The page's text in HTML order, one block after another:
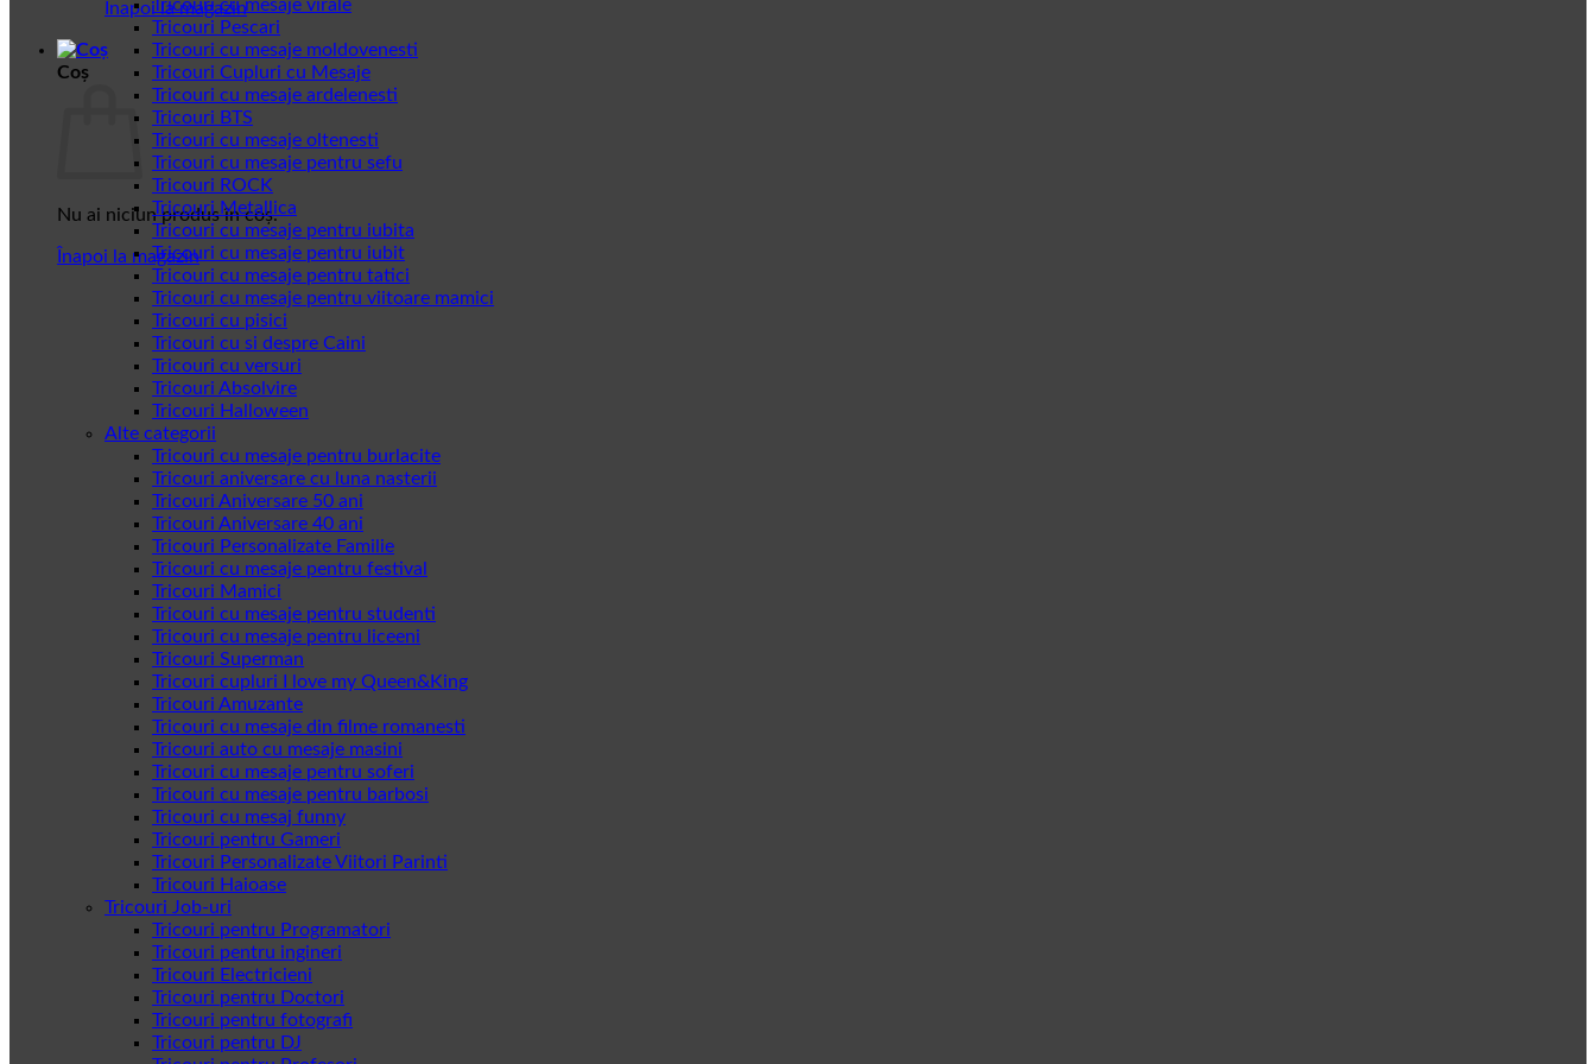
Înapoi la magazin
Coș
Nu ai niciun produs în coș.
Înapoi la magazin
Tricouri cu mesaje virale
Tricouri Pescari
Tricouri cu mesaje moldovenesti
Tricouri Cupluri cu Mesaje
Tricouri cu mesaje ardelenesti
Tricouri BTS
Tricouri cu mesaje oltenesti
Tricouri cu mesaje pentru sefu
Tricouri ROCK
Tricouri Metallica
Tricouri cu mesaje pentru iubita
Tricouri cu mesaje pentru iubit
Tricouri cu mesaje pentru tatici
Tricouri cu mesaje pentru viitoare mamici
Tricouri cu pisici
Tricouri cu si despre Caini
Tricouri cu versuri
Tricouri Absolvire
Tricouri Halloween
Alte categorii
Tricouri cu mesaje pentru burlacite
Tricouri aniversare cu luna nasterii
Tricouri Aniversare 50 ani
Tricouri Aniversare 40 ani
Tricouri Personalizate Familie
Tricouri cu mesaje pentru festival
Tricouri Mamici
Tricouri cu mesaje pentru studenti
Tricouri cu mesaje pentru liceeni
Tricouri Superman
Tricouri cupluri I love my Queen&King
Tricouri Amuzante
Tricouri cu mesaje din filme romanesti
Tricouri auto cu mesaje masini
Tricouri cu mesaje pentru soferi
Tricouri cu mesaje pentru barbosi
Tricouri cu mesaj funny
Tricouri pentru Gameri
Tricouri Personalizate Viitori Parinti
Tricouri Haioase
Tricouri Job-uri
Tricouri pentru Programatori
Tricouri pentru ingineri
Tricouri Electricieni
Tricouri pentru Doctori
Tricouri pentru fotografi
Tricouri pentru DJ